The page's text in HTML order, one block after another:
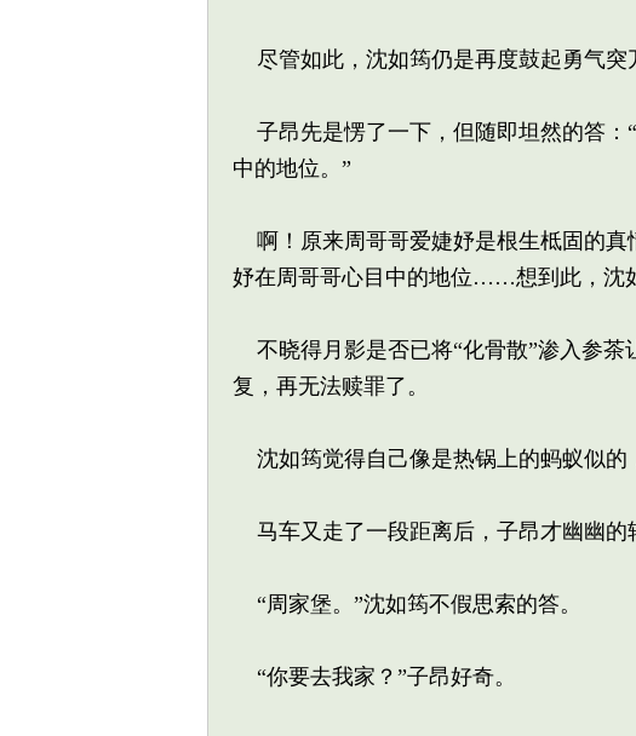
尽管如此，沈如筠仍是再度鼓起勇气突
子昂先是愣了一下，但随即坦然的答：
中的地位。”
啊！原来周哥哥爱婕妤是根生柢固的真
妤在周哥哥心目中的地位……想到此，沈
不晓得月影是否已将“化骨散”渗入参茶
复，再无法赎罪了。
沈如筠觉得自己像是热锅上的蚂蚁似的
马车又走了一段距离后，子昂才幽幽的
“周家堡。”沈如筠不假思索的答。
“你要去我家？”子昂好奇。